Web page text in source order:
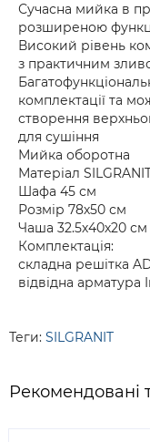
Сучасна мийка в
розширеною
Високий рівень
з практичним
комплектації та
створення
для сушіння
Мийка оборотна
Матеріал
Шафа 45 см
Розмір 78х50 см
Чаша 32.5х40х20 см
Комплектація:
складна решітка
відвідна
Теги: SILGRANIT
Рекомендовані